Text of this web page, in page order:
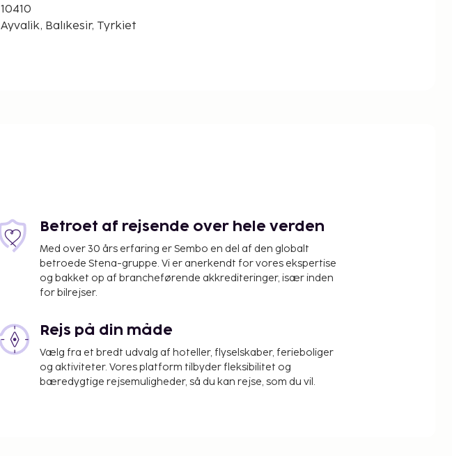
10410
Ayvalik, Balıkesir, Tyrkiet
Betroet af rejsende over hele verden
Med over 30 års erfaring er Sembo en del af den globalt
betroede Stena-gruppe. Vi er anerkendt for vores ekspertise
og bakket op af brancheførende akkrediteringer, især inden
for bilrejser.
Rejs på din måde
Vælg fra et bredt udvalg af hoteller, flyselskaber, ferieboliger
og aktiviteter. Vores platform tilbyder fleksibilitet og
bæredygtige rejsemuligheder, så du kan rejse, som du vil.